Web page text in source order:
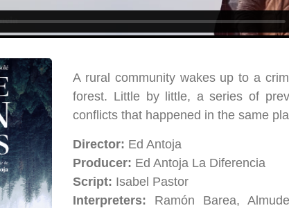
A rural community wakes up to a
forest. Little by little, a series of
conflicts that happened in the same
Director: Ed Antoja
Producer: Ed Antoja La Diferencia
Script: Isabel Pastor
Interpreters: Ramón Barea,